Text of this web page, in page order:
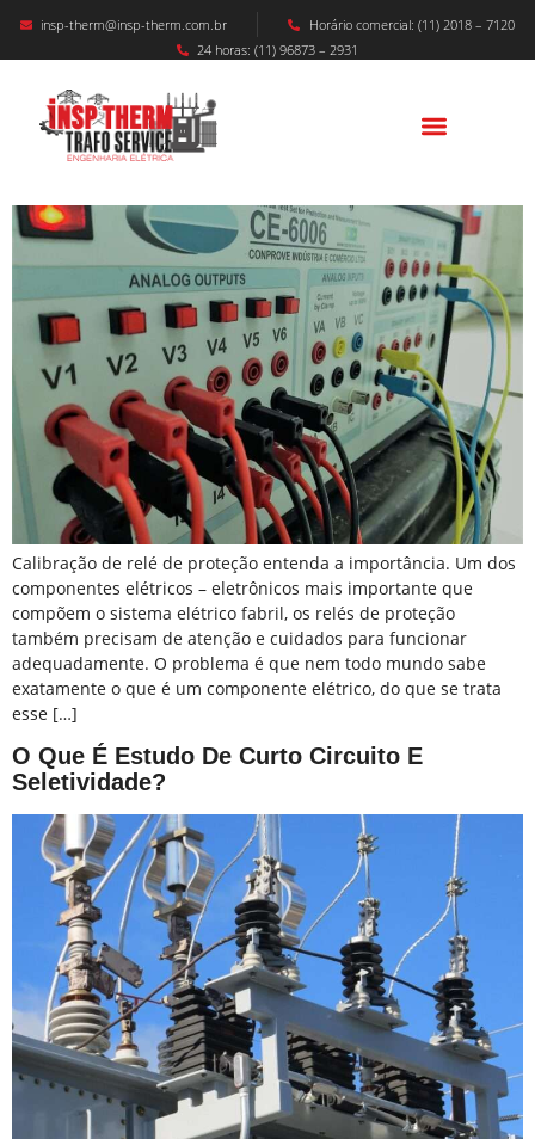
insp-therm@insp-therm.com.br
Horário comercial: (11) 2018 – 7120
24 horas: (11) 96873 – 2931
Calibração De Relé De Proteção: Entenda O
Que É!
Calibração de relé de proteção entenda a importância. Um dos
componentes elétricos – eletrônicos mais importante que
compõem o sistema elétrico fabril, os relés de proteção
também precisam de atenção e cuidados para funcionar
adequadamente. O problema é que nem todo mundo sabe
exatamente o que é um componente elétrico, do que se trata
esse […]
O Que É Estudo De Curto Circuito E
Seletividade?